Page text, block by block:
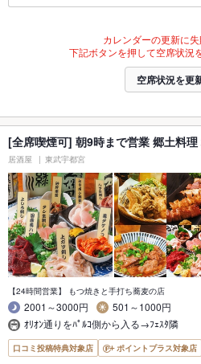
カレンダーの更新に失
下記ボタンを押して空席状況
空席状況を更
[全席喫煙可] 朝9時まで営業 郷土料
居酒屋 東武宇都宮
【24時間営業】 もつ焼きと手打ち蕎麦の店
2001～3000円
501～1000円
ｵﾘｵﾝ通りをﾊﾟﾙｺ側から入る→ﾌｪｽﾀ隣
口コミ投稿特典対象店 ポイントプラス対象店